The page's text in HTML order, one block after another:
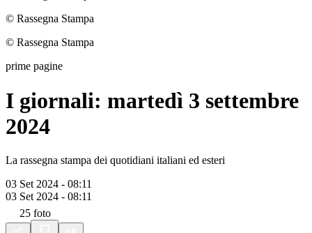
© Rassegna Stampa
© Rassegna Stampa
prime pagine
I giornali: martedì 3 settembre
2024
La rassegna stampa dei quotidiani italiani ed esteri
03 Set 2024 - 08:11
03 Set 2024 - 08:11
25 foto